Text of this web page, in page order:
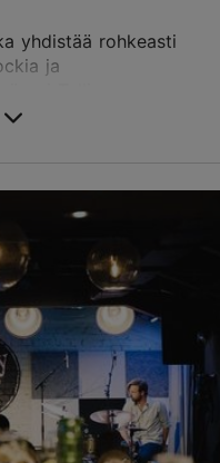
yhdistää rohkeasti
ja
kanssaan